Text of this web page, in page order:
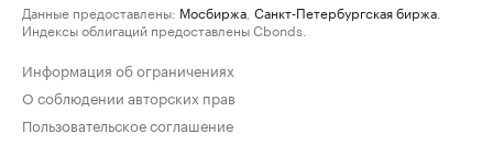
Данные предоставлены: Мосбиржа Санкт-Петербургская биржа
Индексы облигаций предоставлены Cbonds.
Информация об ограничениях
О соблюдении авторских прав
Пользовательское соглашение